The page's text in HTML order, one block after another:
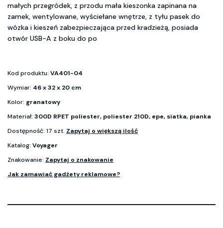
małych przegródek, z przodu mała kieszonka zapinana na
zamek, wentylowane, wyściełane wnętrze, z tyłu pasek do
wózka i kieszeń zabezpieczająca przed kradzieżą, posiada
otwór USB-A z boku do po
Kod produktu: VA401-04
Wymiar: 46 x 32 x 20 cm
Kolor: granatowy
Materiał: 300D RPET poliester, poliester 210D, epe, siatka, pianka
Dostępność: 17 szt. Zapytaj o większą ilość
Katalog: Voyager
Znakowanie: Zapytaj o znakowanie
Jak zamawiać gadżety reklamowe?